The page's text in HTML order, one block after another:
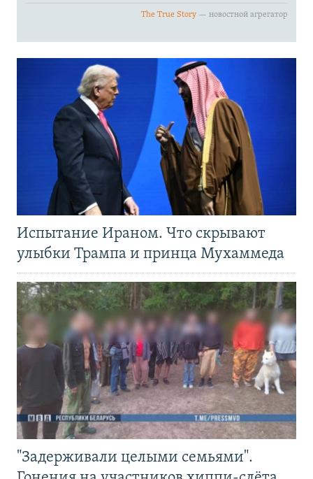
Испытание Ираном. Что скрывают
улыбки Трампа и принца Мухаммеда
"Задерживали целыми семьями".